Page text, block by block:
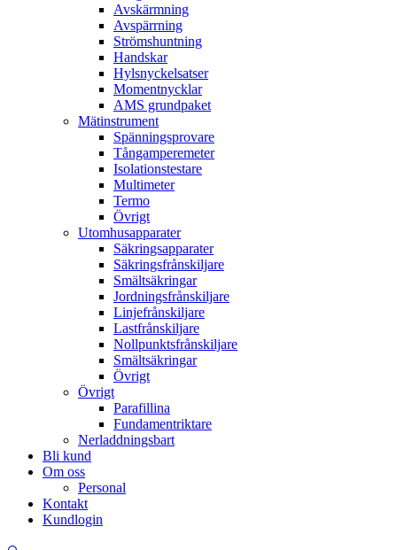
Avskärmning
Avspärrning
Strömshuntning
Handskar
Hylsnyckelsatser
Momentnycklar
AMS grundpaket
Mätinstrument
Spänningsprovare
Tångamperemeter
Isolationstestare
Multimeter
Termo
Övrigt
Utomhusapparater
Säkringsapparater
Säkringsfrånskiljare
Smältsäkringar
Jordningsfrånskiljare
Linjefrånskiljare
Lastfrånskiljare
Nollpunktsfrånskiljare
Smältsäkringar
Övrigt
Övrigt
Parafillina
Fundamentriktare
Nerladdningsbart
Bli kund
Om oss
Personal
Kontakt
Kundlogin